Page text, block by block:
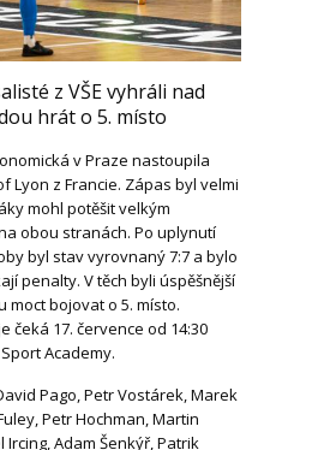
z VŠE vyhráli nad
hrát o 5. místo
v Praze nastoupila
Lyon z Francie. Zápas byl velmi
mohl potěšit velkým
obou stranách. Po uplynutí
byl stav vyrovnaný 7:7 a bylo
penalty. V těch byli úspěšnější
moct bojovat o 5. místo.
čeká 17. července od 14:30
Academy.
Pago, Petr Vostárek, Marek
Petr Hochman, Martin
Ircing, Adam Šenkýř, Patrik